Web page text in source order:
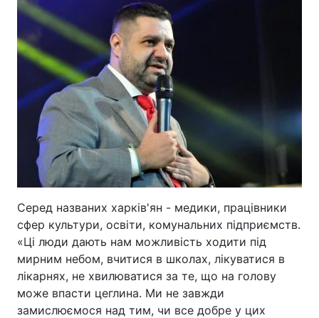
Екологія Регіони
Лонгріди
Відео з Youtube Статті
Інтерв'ю Думки
Архів Вакансії
Контакти
Послуги
Серед названих харків'ян - медики, працівники
сфер культури, освіти, комунальних підприємств.
«Ці люди дають нам можливість ходити під
мирним небом, вчитися в школах, лікуватися в
лікарнях, не хвилюватися за те, що на голову
може впасти цеглина. Ми не завжди
замислюємося над тим, чи все добре у цих